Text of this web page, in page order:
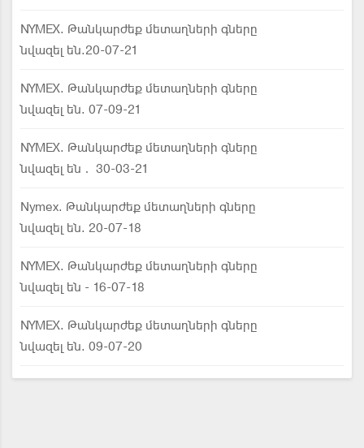
NYMEX. Թանկարժեք մետաղների գները
նվազել են.20-07-21
NYMEX. Թանկարժեք մետաղների գները
նվազել են. 07-09-21
NYMEX. Թանկարժեք մետաղների գները
նվազել են․ 30-03-21
Nymex. Թանկարժեք մետաղների գները
նվազել են. 20-07-18
NYMEX. Թանկարժեք մետաղների գները
նվազել են - 16-07-18
NYMEX. Թանկարժեք մետաղների գները
նվազել են. 09-07-20